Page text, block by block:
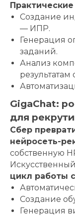
Создание
— ИПР.
Генерация
заданий.
Анализ
результатам
GigaChat:
для
Сбер
нейросеть-
собственную
цикл работы
Создание
Генерация